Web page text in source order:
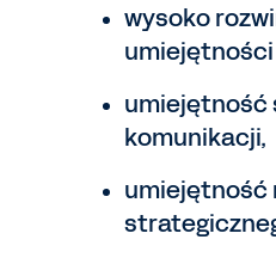
wysoko
umiejętność
komunikacji,
umiejętność